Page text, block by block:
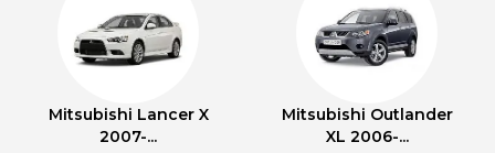
Mitsubishi Lancer X
2007-...
Mitsubishi Outlander
XL 2006-...